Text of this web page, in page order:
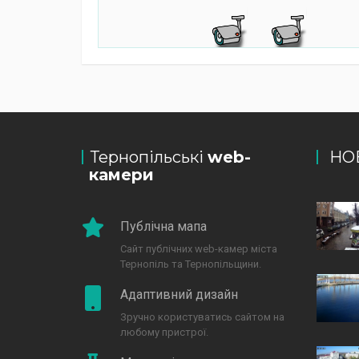
Тернопільські web-
камери
Публічна мапа
Сайт публічних web-камер міста
Тернопіль та Тернопільщини.
Адаптивний дизайн
Зручно користуватись сайтом на
любому пристрої.